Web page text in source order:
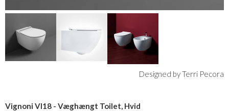
Designed by Terri Pecora
Vignoni VI18 - Væghængt Toilet, Hvid